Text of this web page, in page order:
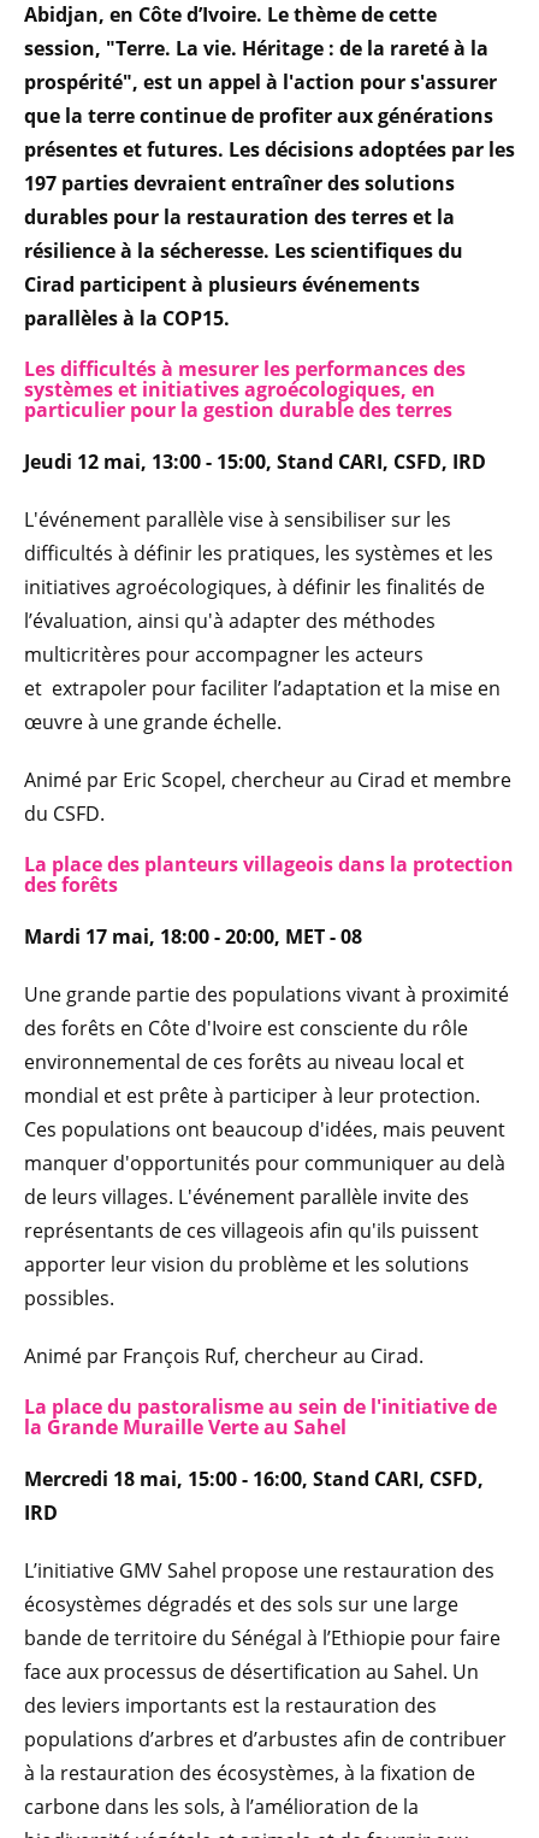
Abidjan, en Côte d’Ivoire. Le thème de cette
session, "Terre. La vie. Héritage : de la rareté à la
prospérité", est un appel à l'action pour s'assurer
que la terre continue de profiter aux générations
présentes et futures. Les décisions adoptées par les
197 parties devraient entraîner des solutions
durables pour la restauration des terres et la
résilience à la sécheresse. Les scientifiques du
Cirad participent à plusieurs événements
parallèles à la COP15.
Les difficultés à mesurer les performances des
systèmes et initiatives agroécologiques, en
particulier pour la gestion durable des terres
Jeudi 12 mai, 13:00 - 15:00, Stand CARI, CSFD, IRD
L'événement parallèle vise à sensibiliser sur les
difficultés à définir les pratiques, les systèmes et les
initiatives agroécologiques, à définir les finalités de
l’évaluation, ainsi qu'à adapter des méthodes
multicritères pour accompagner les acteurs
et extrapoler pour faciliter l’adaptation et la mise en
œuvre à une grande échelle.
Animé par Eric Scopel, chercheur au Cirad et membre
du CSFD.
La place des planteurs villageois dans la protection
des forêts
Mardi 17 mai, 18:00 - 20:00, MET - 08
Une grande partie des populations vivant à proximité
des forêts en Côte d'Ivoire est consciente du rôle
environnemental de ces forêts au niveau local et
mondial et est prête à participer à leur protection.
Ces populations ont beaucoup d'idées, mais peuvent
manquer d'opportunités pour communiquer au delà
de leurs villages. L'événement parallèle invite des
représentants de ces villageois afin qu'ils puissent
apporter leur vision du problème et les solutions
possibles.
Animé par François Ruf, chercheur au Cirad.
La place du pastoralisme au sein de l'initiative de
la Grande Muraille Verte au Sahel
Mercredi 18 mai, 15:00 - 16:00, Stand CARI, CSFD,
IRD
L’initiative GMV Sahel propose une restauration des
écosystèmes dégradés et des sols sur une large
bande de territoire du Sénégal à l’Ethiopie pour faire
face aux processus de désertification au Sahel. Un
des leviers importants est la restauration des
populations d’arbres et d’arbustes afin de contribuer
à la restauration des écosystèmes, à la fixation de
carbone dans les sols, à l’amélioration de la